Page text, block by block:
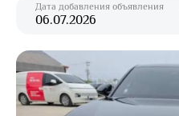
Дата добавления объявления
06.07.2026